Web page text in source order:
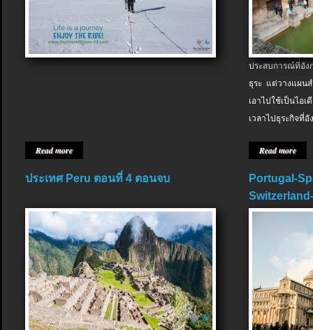
Read more
ประสบการณ์ที่อัง
ธุระ แต่วางแผน
เอาไปใช้เป็นไอ
เวลาไปธุระกิจที่อั
Read more
ประเทศ Peru ตอนที่ 4 ตอนจบ
Portugal-